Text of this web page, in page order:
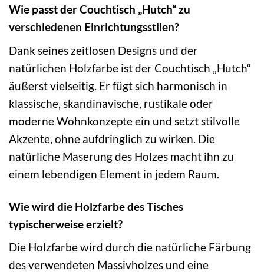
Wie passt der Couchtisch „Hutch“ zu
verschiedenen Einrichtungsstilen?
Dank seines zeitlosen Designs und der
natürlichen Holzfarbe ist der Couchtisch „Hutch“
äußerst vielseitig. Er fügt sich harmonisch in
klassische, skandinavische, rustikale oder
moderne Wohnkonzepte ein und setzt stilvolle
Akzente, ohne aufdringlich zu wirken. Die
natürliche Maserung des Holzes macht ihn zu
einem lebendigen Element in jedem Raum.
Wie wird die Holzfarbe des Tisches
typischerweise erzielt?
Die Holzfarbe wird durch die natürliche Färbung
des verwendeten Massivholzes und eine